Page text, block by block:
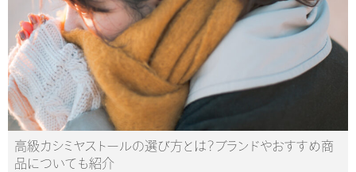
高級カシミヤストールの選び方とは？ブランドやおすすめ商
品についても紹介